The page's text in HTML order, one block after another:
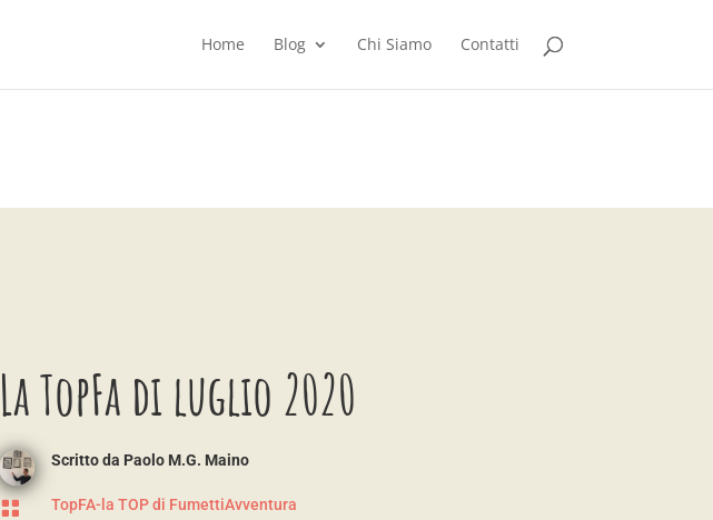
Home Blog Chi Siamo Contatti
La TopFa di luglio 2020
Scritto da Paolo M.G. Maino
 TopFA-la TOP di FumettiAvventura